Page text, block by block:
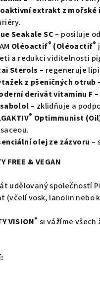
extrakt z mořské
Seakale SC – posiluje
Oléoactif® (Oléoactif®
a redukci viditelnosti
Sterols – regeneruje
z pšeničných otrub
derivát vitamínu F
– zklidňuje a
® Optimmunist
olej ze zázvoru –
FREE & VEGAN
udělovaný společností
(včelí vosk, lanolin nebo
VISION® si vážíme